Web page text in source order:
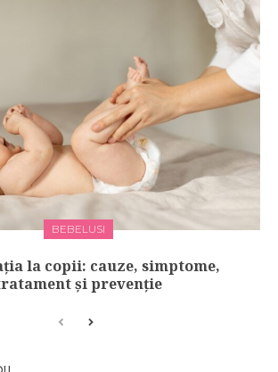
BEBELUSI
la copii: cauze, simptome,
și prevenție